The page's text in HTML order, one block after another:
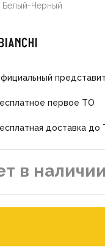
Белый-Черный
первое ТО
доставка до
в